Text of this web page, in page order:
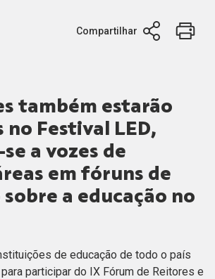
Compartilhar
também estarão
no Festival LED,
a vozes de
em fóruns de
sobre a educação no
de educação de todo o país
participar do IX Fórum de Reitores e